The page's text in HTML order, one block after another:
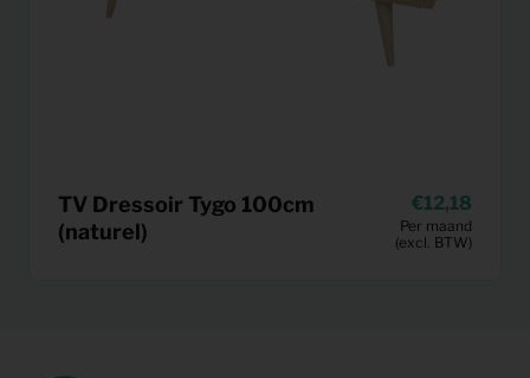
TV Dressoir Tygo 100cm
(naturel)
12,18
Per maand
(excl. BTW)